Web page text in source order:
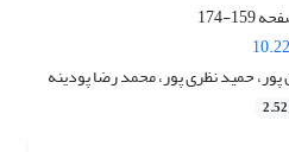
159-174
حمید نظری پور، محمد رضا پودینه